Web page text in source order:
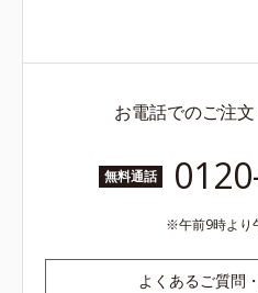
お電話でのご注
無料通話
午前9時より
よくあるご質問